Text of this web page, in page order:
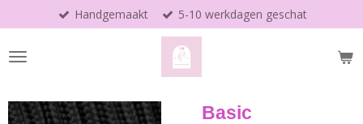
direct
naar
de
Handgemaakt 5-10 werkdagen geschat
Basic